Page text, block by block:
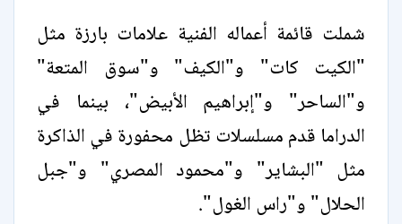
شملت قائمة أعماله الفنية علامات بارزة مثل
"الكيت كات" و"الكيف" و"سوق المتعة"
و"الساحر" و"إبراهيم الأبيض"، بينما في
الدراما قدم مسلسلات تظل محفورة في الذاكرة
مثل "البشاير" و"محمود المصري" و"جبل
الحلال" و"راس الغول".